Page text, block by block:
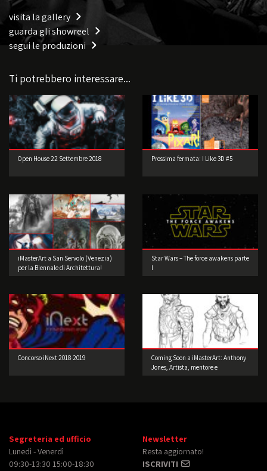
visita la gallery
guarda gli showreel
segui le produzioni
Ti potrebbero interessare...
Open House 22 Settembre 2018 Prossima fermata: I Like 3D #5
iMasterArt a San Servolo (Venezia)
per la Biennale di Architettura!
Star Wars – The force awakens parte
I
Concorso iNext 2018-2019
Coming Soon a iMasterArt: Anthony
Jones, Artista, mentore e
Segreteria ed ufficio
Lunedì - Venerdì
09:30-13:30 15:00-18:30
Newsletter
Resta aggiornato!
ISCRIVITI